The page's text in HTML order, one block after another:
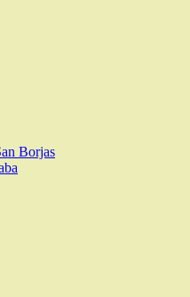
Borjas